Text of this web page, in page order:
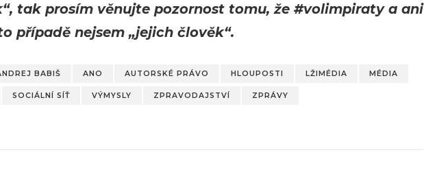
tak prosím věnujte pozornost tomu, že #volimpiraty a ani
případě nejsem „jejich člověk“.
BABIŠ ANO AUTORSKÉ PRÁVO HLOUPOSTI LŽIMÉDIA MÉDIA
SOCIÁLNÍ SÍŤ VÝMYSLY ZPRAVODAJSTVÍ ZPRÁVY